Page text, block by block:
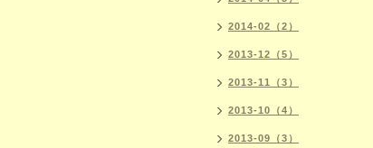
2014-02（2）
2013-12（5）
2013-11（3）
2013-10（4）
2013-09（3）